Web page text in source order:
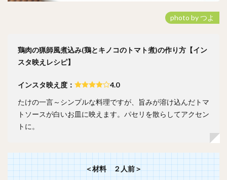
photo by つよ
鶏肉の猟師風煮込み(鶏とキノコのトマト煮)の作り方【イン
スタ映えレシピ】
インスタ映え度：
4.0
たけの一言～シンプルな料理ですが、旨みが溶け込んだトマ
トソースが白いお皿に映えます。パセリを散らしてアクセン
トに。
＜材料 ２人前＞